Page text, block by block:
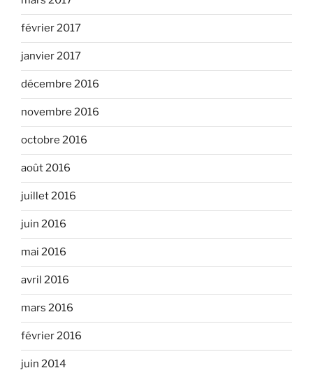
février 2017
janvier 2017
décembre 2016
novembre 2016
octobre 2016
août 2016
juillet 2016
juin 2016
mai 2016
avril 2016
mars 2016
février 2016
juin 2014